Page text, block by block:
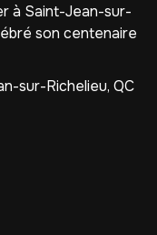
à Saint-Jean-sur-
son centenaire
sur-Richelieu, QC